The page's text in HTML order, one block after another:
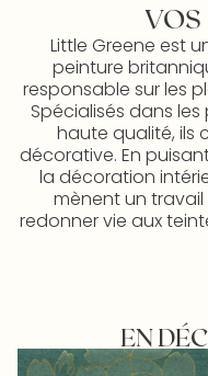
VOS
Little Greene est
peinture
responsable sur les
Spécialisés dans
haute qualité, ils
décorative. En
la décoration
mènent un
redonner vie aux
EN